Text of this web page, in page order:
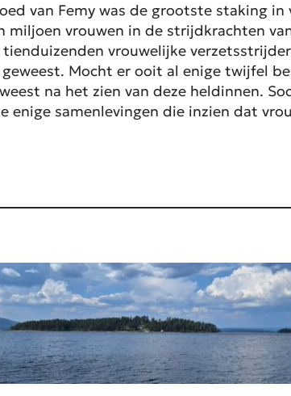
van Femy was de grootste staking
miljoen vrouwen in de strijdkrachten
tienduizenden vrouwelijke
Mocht er ooit al enige twijfel
na het zien van deze heldinnen.
enige samenlevingen die inzien dat